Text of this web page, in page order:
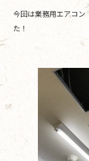
o
k
今回は業務用エアコン
た！